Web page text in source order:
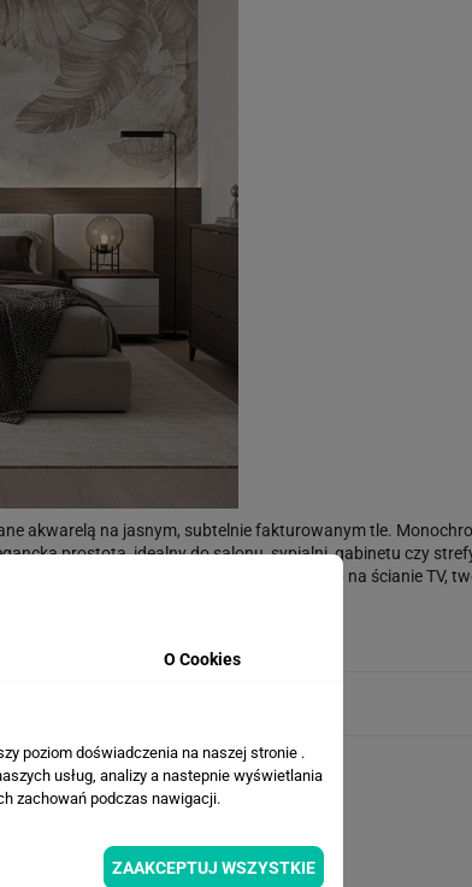
akwarelą na jasnym, subtelnie fakturowanym tle.
prostotą, idealny do salonu, sypialni, gabinetu czy
się jako dekor za łóżkiem, sofą lub na ścianie TV,
Loading...
O Cookies
poziom doświadczenia na naszej stronie .
usług, analizy a nastepnie wyświetlania
zachowań podczas nawigacji.
ZAAKCEPTUJ WSZYSTKIE